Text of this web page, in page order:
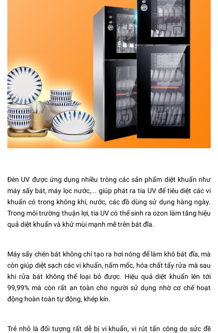
Đèn UV được ứng dụng nhiều tròng các sản phẩm diệt khuẩn như
máy sấy bát, máy lọc nước,... giúp phát ra tia UV để tiêu diệt các vi
khuẩn có trong không khí, nước, các đồ dùng sử dụng hàng ngày.
Trong môi trường thuận lợi, tia UV có thể sinh ra ozon làm tăng hiệu
quả diệt khuẩn và khử mùi mạnh mẽ trên bát đĩa.
Máy sấy chén bát không chỉ tạo ra hơi nóng để làm khô bát đĩa, mà
còn giúp diệt sạch các vi khuẩn, nấm mốc, hóa chất tẩy rửa mà sau
khi rửa bát không thể loại bỏ được. Hiệu quả diệt khuẩn lên tới
99,99% mà còn rất an toàn cho người sử dụng nhờ cơ chế hoạt
động hoàn toàn tự động, khép kín.
Trẻ nhỏ là đối tượng rất dễ bị vi khuẩn, vi rút tấn công do sức đề